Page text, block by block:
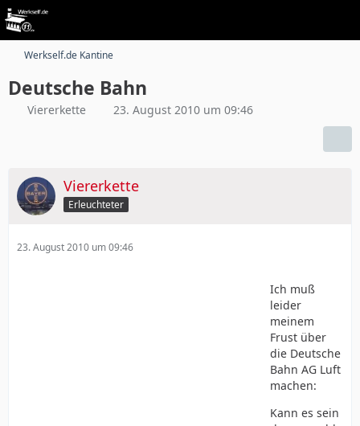
Werkself.de Kantine
Deutsche Bahn
Viererkette 23. August 2010 um 09:46
Viererkette
Erleuchteter
23. August 2010 um 09:46
Ich muß
leider
meinem
Frust über
die Deutsche
Bahn AG Luft
machen:
Kann es sein